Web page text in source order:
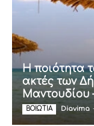
Η ποιότητα
ακτές των
Μαντουδίου
ΒΟΙΩΤΙΑ Diavima -